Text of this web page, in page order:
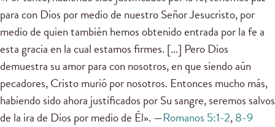
para con Dios por medio de nuestro Señor Jesucristo, por
medio de quien también hemos obtenido entrada por la fe a
esta gracia en la cual estamos firmes. [...] Pero Dios
demuestra su amor para con nosotros, en que siendo aún
pecadores, Cristo murió por nosotros. Entonces mucho más,
habiendo sido ahora justificados por Su sangre, seremos salvos
de la ira de Dios por medio de Él». —Romanos 5:1-2,8-9